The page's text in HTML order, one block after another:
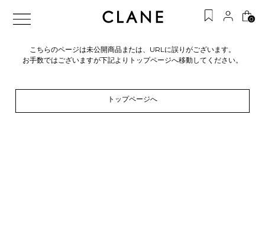
0
こちらのページは未公開商品または、URLに誤りがございます。
お手数ではございますが下記よりトップページへ移動してください。
トップページへ